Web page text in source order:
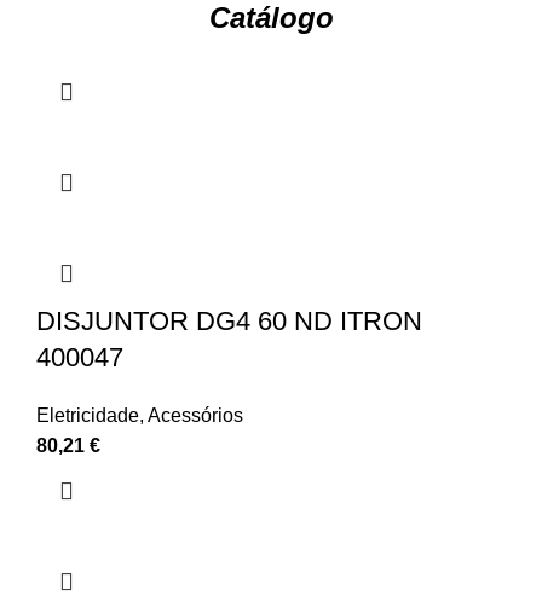
Catálogo
DISJUNTOR DG4 60 ND ITRON
400047
Eletricidade, Acessórios
80,21 €